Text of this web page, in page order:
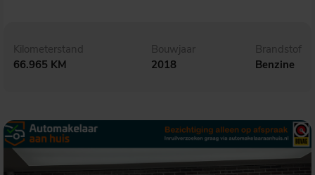
Kilometerstand
66.965 KM
Bouwjaar
2018
Brandstof
Benzine